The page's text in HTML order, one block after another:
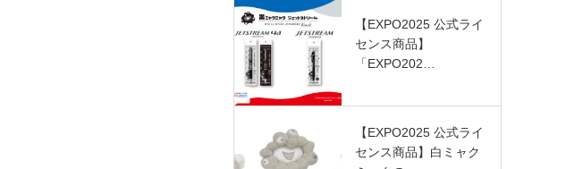
【EXPO2025 公式ライ
センス商品】
「EXPO202…
【EXPO2025 公式ライ
センス商品】白ミャク